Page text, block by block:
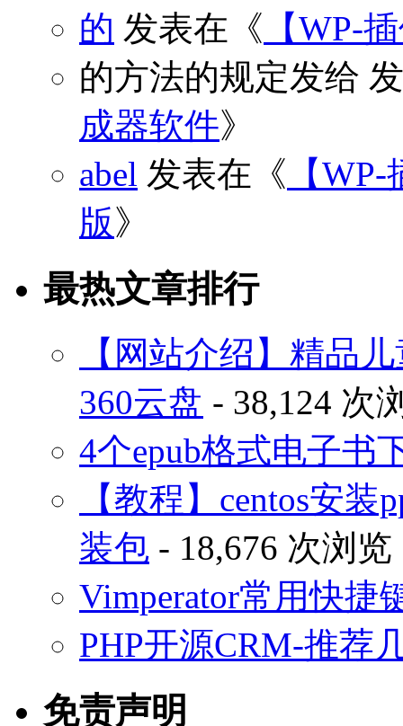
的 发表在《 【WP-
的方法的规定发给
成器软件》
abel 发表在《 【
版》
最热文章排行
【网站介绍】精品
360云盘 - 38,124 次
4个epub格式电子书
【教程】centos安
装包 - 18,676 次浏览
Vimperator常用快捷
PHP开源CRM-推荐
免责声明